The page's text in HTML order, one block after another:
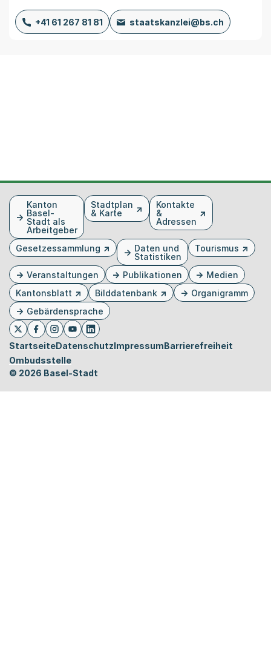
+41 61 267 81 81 staatskanzlei@bs.ch
FusszeileKanton
Basel-
Stadt als
Arbeitgeber
Stadtplan
& Karte
Kontakte
&
Adressen
Gesetzessammlung
Daten und
Statistiken
Tourismus
Veranstaltungen Publikationen
Medien
Kantonsblatt
Bilddatenbank
Organigramm
Gebärdensprache
Twitter Externer Link, wird in einem neuen Tab oder Fenster
FacebookExterner Link, wird in einem neuen Tab oder
InstagramExterner Link, wird in einem neuen Tab
YoutubeExterner Link, wird in einem neuen
Linkedin
StartseiteDatenschutzImpressumBarrierefreiheit
Ombudsstelle
© 2026 Basel-Stadt